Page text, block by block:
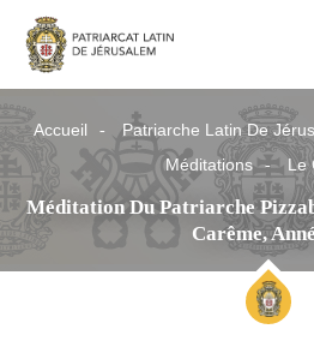
Accueil Patriarche Latin De
Méditations
Le
Méditation Du Patriarche
Carême,